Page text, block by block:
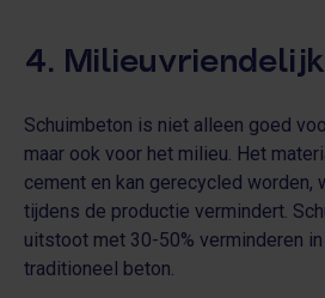
4. Milieuvriendelijk
Schuimbeton is niet alleen goed
maar ook voor het milieu. Het
cement en kan gerecycled worden,
tijdens de productie vermindert.
uitstoot met 30-50% verminderen
traditioneel beton.